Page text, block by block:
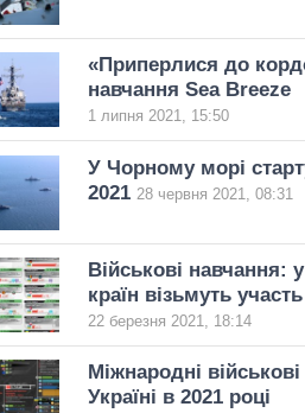
«Приперлися до
навчання Sea Breeze
1 липня 2021, 15:50
У Чорному морі
2021 28 червня 2021, 08:31
Військові навчання:
країн візьмуть
22 березня 2021, 18:14
Міжнародні
Україні в 2021 році